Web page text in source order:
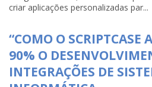
criar aplicações personalizadas par...
“COMO O SCRIPTCASE
90% O
INTEGRAÇÕES DE